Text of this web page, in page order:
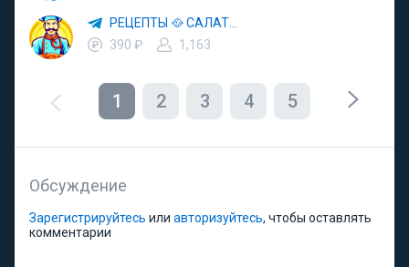
390 ₽
1,163
1 2 3 4 5
Обсуждение
Зарегистрируйтесь или авторизуйтесь, чтобы оставлять
комментарии